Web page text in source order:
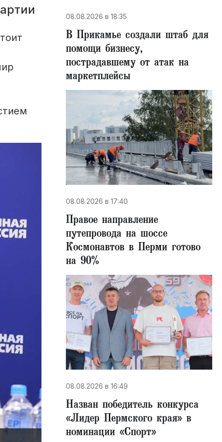
08.08.2026 в 18:35
В Прикамье создали штаб для
помощи бизнесу,
пострадавшему от атак на
маркетплейсы
08.08.2026 в 17:40
Правое направление
путепровода на шоссе
Космонавтов в Перми готово
на 90%
08.08.2026 в 16:49
Назван победитель конкурса
«Лидер Пермского края» в
номинации «Спорт»